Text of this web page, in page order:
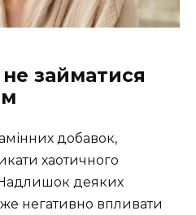
займатися
добавок,
хаотичного
деяких
негативно впливати